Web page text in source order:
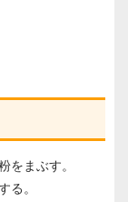
をまぶす。
る。